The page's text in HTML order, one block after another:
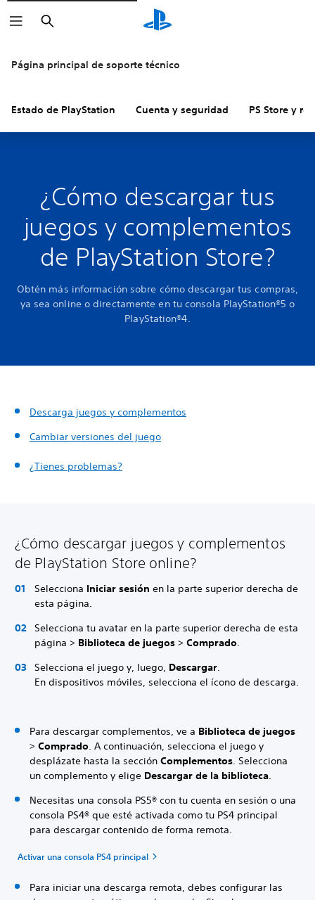
Buscar
Página principal de soporte técnico
Estado de PlayStation Cuenta y seguridad PS Store y
¿Cómo descargar tus
juegos y complementos
de PlayStation Store?
Obtén más información sobre cómo descargar tus compras,
ya sea online o directamente en tu consola PlayStation®5 o
PlayStation®4.
Descarga juegos y complementos
Cambiar versiones del juego
¿Tienes problemas?
¿Cómo descargar juegos y complementos
de PlayStation Store online?
Selecciona Iniciar sesión en la parte superior derecha de
esta página.
Selecciona tu avatar en la parte superior derecha de esta
página > Biblioteca de juegos > Comprado.
Selecciona el juego y, luego, Descargar.
En dispositivos móviles, selecciona el ícono de descarga.
Para descargar complementos, ve a Biblioteca de juegos
> Comprado. A continuación, selecciona el juego y
desplázate hasta la sección Complementos. Selecciona
un complemento y elige Descargar de la biblioteca.
Necesitas una consola PS5® con tu cuenta en sesión o una
consola PS4® que esté activada como tu PS4 principal
para descargar contenido de forma remota.
Activar una consola PS4 principal
Para iniciar una descarga remota, debes configurar las